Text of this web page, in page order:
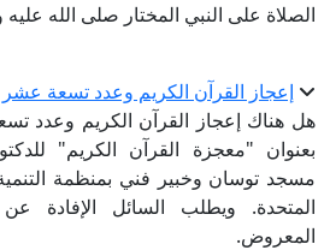
الصلاة على النبي المختار صلى الله
إعجاز القرآن الكريم وعدد تسعة عشر
هل هناك إعجاز القرآن الكريم وعدد
بعنوان "معجزة القرآن الكريم"
مسجد توسان وخبير فني بمنظمة التنمية
المتحدة. ويطلب السائل
المعروض.